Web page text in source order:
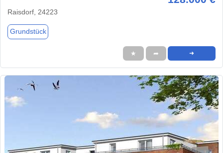
Raisdorf, 24223
Grundstück
★ ➦ ➜